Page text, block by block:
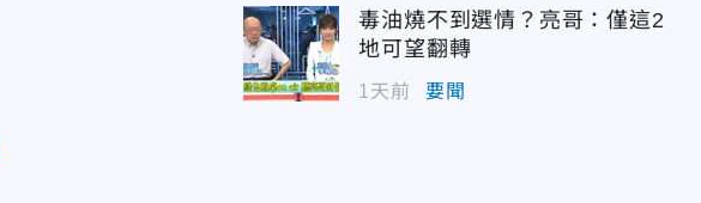
毒油燒不到選情？亮哥：僅這2
地可望翻轉
1天前 要聞